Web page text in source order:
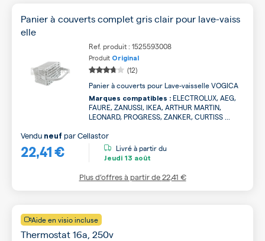
Panier à couverts complet gris clair pour lave-vaiss
elle
Ref. produit : 1525593008
Produit Original
(12)
Panier à couverts pour Lave-vaisselle VOGICA
Marques compatibles : ELECTROLUX, AEG,
FAURE, ZANUSSI, IKEA, ARTHUR MARTIN,
LEONARD, PROGRESS, ZANKER, CURTISS ...
22,41 €
Vendu neuf parCellastor
Livré à partir du
Jeudi 13 août
Plus d’offres à partir de22,41 €
Aide en visio incluse
Thermostat 16a, 250v